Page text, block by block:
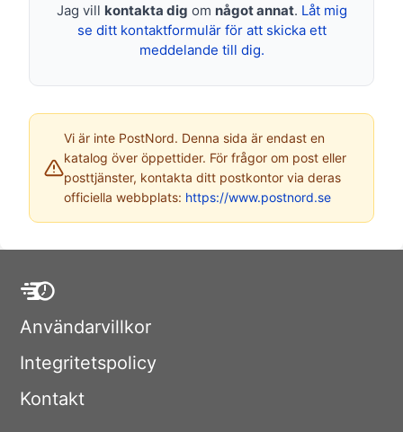
Jag vill kontakta dig om något annat. Låt mig
se ditt kontaktformulär för att skicka ett
meddelande till dig.
Vi är inte PostNord. Denna sida är endast en
katalog över öppettider. För frågor om post eller
posttjänster, kontakta ditt postkontor via deras
officiella webbplats: https://www.postnord.se
Användarvillkor
Integritetspolicy
Kontakt